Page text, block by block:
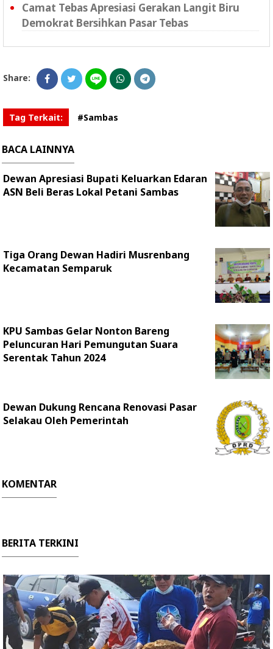
Camat Tebas Apresiasi Gerakan Langit Biru
Demokrat Bersihkan Pasar Tebas
Share:
Tag Terkait: #Sambas
BACA LAINNYA
Dewan Apresiasi Bupati Keluarkan Edaran
ASN Beli Beras Lokal Petani Sambas
Tiga Orang Dewan Hadiri Musrenbang
Kecamatan Semparuk
KPU Sambas Gelar Nonton Bareng
Peluncuran Hari Pemungutan Suara
Serentak Tahun 2024
Dewan Dukung Rencana Renovasi Pasar
Selakau Oleh Pemerintah
KOMENTAR
BERITA TERKINI